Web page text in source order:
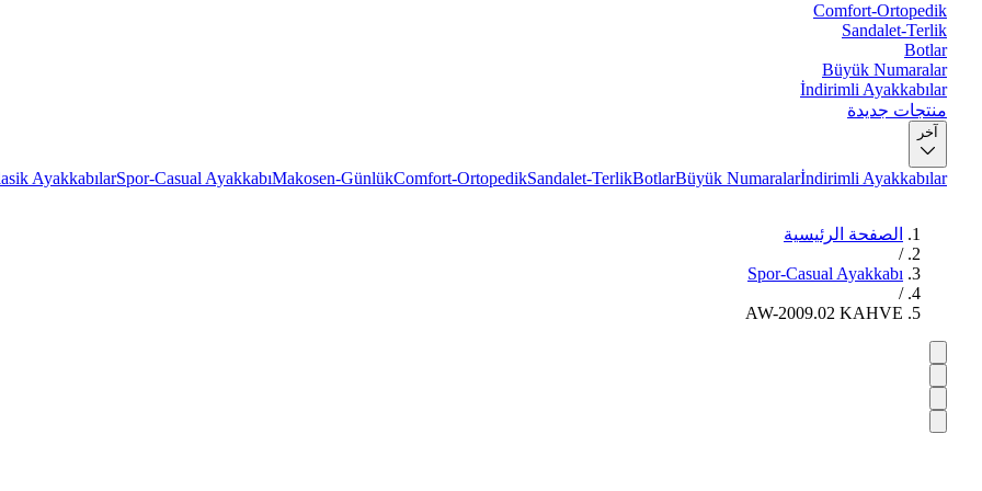
Comfort-Ortopedik
Sandalet-Terlik
Botlar
Büyük Numaralar
İndirimli Ayakkabılar
منتجات جديدة
آخر
AyakkabılarSpor-Casual AyakkabıMakosen-GünlükComfort-OrtopedikSandalet-TerlikBotlarBüyük Numaralarİndirimli Ayakkabılar
الصفحة الرئيسية
/
Spor-Casual Ayakkabı
/
AW-2009.02 KAHVE